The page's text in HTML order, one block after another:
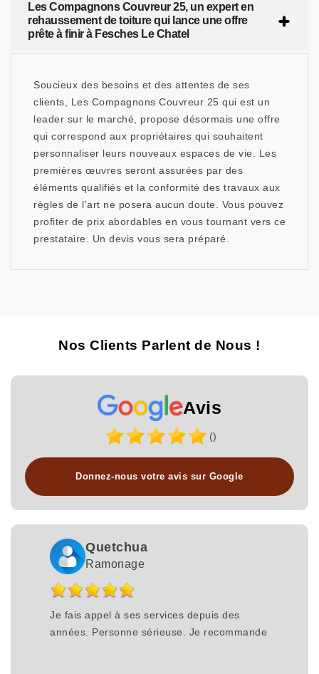
Les Compagnons Couvreur 25, un expert en
rehaussement de toiture qui lance une offre
prête à finir à Fesches Le Chatel
Soucieux des besoins et des attentes de ses
clients, Les Compagnons Couvreur 25 qui est un
leader sur le marché, propose désormais une offre
qui correspond aux propriétaires qui souhaitent
personnaliser leurs nouveaux espaces de vie. Les
premières œuvres seront assurées par des
éléments qualifiés et la conformité des travaux aux
règles de l’art ne posera aucun doute. Vous pouvez
profiter de prix abordables en vous tournant vers ce
prestataire. Un devis vous sera préparé.
Nos Clients Parlent de Nous !
Avis
()
Donnez-nous votre avis sur Google
Quetchua
Ramonage
Je fais appel à ses services depuis des
années. Personne sérieuse. Je recommande